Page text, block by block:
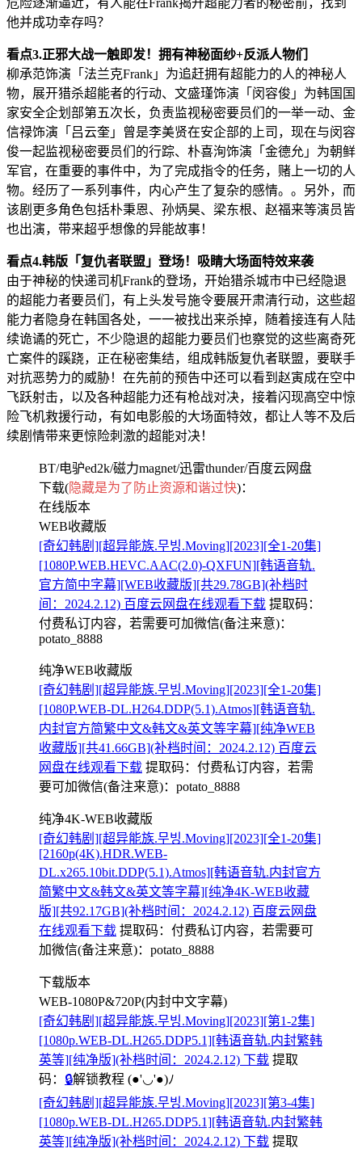
危险逐渐逼近，有人能在Frank揭开超能力者的秘密前，找到
他并成功幸存吗？
看点3.正邪大战一触即发！拥有神秘面纱+反派人物们
柳承范饰演「法兰克Frank」为追赶拥有超能力的人的神秘人
物，展开猎杀超能者的行动、文盛瑾饰演「闵容俊」为韩国国
家安全企划部第五次长，负责监视秘密要员们的一举一动、金
信禄饰演「吕云奎」曾是李美贤在安企部的上司，现在与闵容
俊一起监视秘密要员们的行踪、朴喜洵饰演「金德允」为朝鲜
军官，在重要的事件中，为了完成指令的任务，赌上一切的人
物。经历了一系列事件，内心产生了复杂的感情。。另外，而
该剧更多角色包括朴秉恩、孙炳昊、梁东根、赵福来等演员皆
也出演，带来超乎想像的异能故事！
看点4.韩版「复仇者联盟」登场！吸睛大场面特效来袭
由于神秘的快递司机Frank的登场，开始猎杀城市中已经隐退
的超能力者要员们，有上头发号施令要展开肃清行动，这些超
能力者隐身在韩国各处，一一被找出来杀掉，随着接连有人陆
续诡谲的死亡，不少隐退的超能力要员们也察觉的这些离奇死
亡案件的蹊跷，正在秘密集结，组成韩版复仇者联盟，要联手
对抗恶势力的威胁！在先前的预告中还可以看到赵寅成在空中
飞跃射击，以及各种超能力还有枪战对决，接着闪现高空中惊
险飞机救援行动，有如电影般的大场面特效，都让人等不及后
续剧情带来更惊险刺激的超能对决！
BT/电驴ed2k/磁力magnet/迅雷thunder/百度云网盘
下载(隐藏是为了防止资源和谐过快)：
在线版本
WEB收藏版
[奇幻韩剧][超异能族.무빙.Moving][2023][全1-20集]
[1080P.WEB.HEVC.AAC(2.0)-QXFUN][韩语音轨.
官方简中字幕][WEB收藏版][共29.78GB](补档时
间：2024.2.12) 百度云网盘在线观看下载 提取码：
付费私订内容，若需要可加微信(备注来意)：
potato_8888
纯净WEB收藏版
[奇幻韩剧][超异能族.무빙.Moving][2023][全1-20集]
[1080P.WEB-DL.H264.DDP(5.1).Atmos][韩语音轨.
内封官方简繁中文&韩文&英文等字幕][纯净WEB
收藏版][共41.66GB](补档时间：2024.2.12) 百度云
网盘在线观看下载 提取码： 付费私订内容，若需
要可加微信(备注来意)：potato_8888
纯净4K-WEB收藏版
[奇幻韩剧][超异能族.무빙.Moving][2023][全1-20集]
[2160p(4K).HDR.WEB-
DL.x265.10bit.DDP(5.1).Atmos][韩语音轨.内封官方
简繁中文&韩文&英文等字幕][纯净4K-WEB收藏
版][共92.17GB](补档时间：2024.2.12) 百度云网盘
在线观看下载 提取码： 付费私订内容，若需要可
加微信(备注来意)：potato_8888
下载版本
WEB-1080P&720P(内封中文字幕)
[奇幻韩剧][超异能族.무빙.Moving][2023][第1-2集]
[1080p.WEB-DL.H265.DDP5.1][韩语音轨.内封繁韩
英等][纯净版](补档时间：2024.2.12) 下载 提取
码： 🔒解锁教程 (●'◡'●)ﾉ
[奇幻韩剧][超异能族.무빙.Moving][2023][第3-4集]
[1080p.WEB-DL.H265.DDP5.1][韩语音轨.内封繁韩
英等][纯净版](补档时间：2024.2.12) 下载 提取